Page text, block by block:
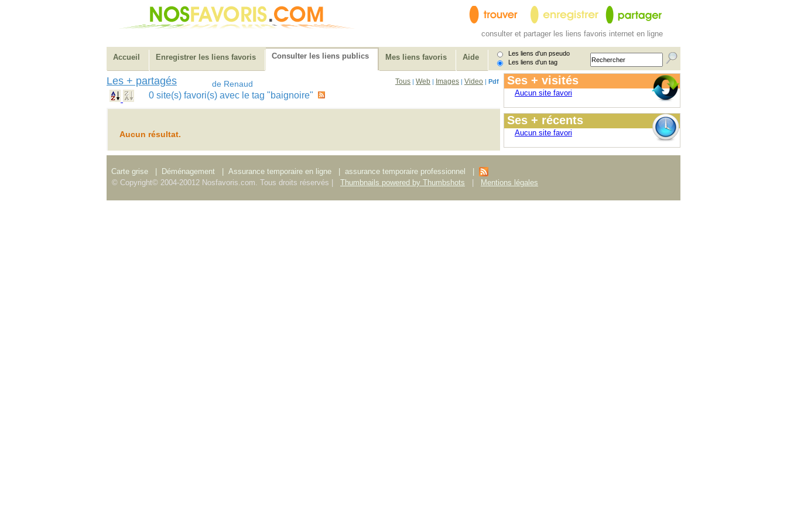
consulter et partager les liens favoris internet en ligne
Accueil Enregistrer les liens favoris Consulter les liens publics Mes liens favoris Aide
Les liens d'un pseudo
Les liens d'un tag
Les + partagés de Renaud Tous | Web | Images | Video | Pdf
0 site(s) favori(s) avec le tag "baignoire"
Aucun résultat.
Ses + visités
Aucun site favori
Ses + récents
Aucun site favori
Carte grise Déménagement Assurance temporaire en ligne assurance temporaire professionnel
© Copyright© 2004-20012 Nosfavoris.com. Tous droits réservés |
Thumbnails powered by Thumbshots Mentions légales